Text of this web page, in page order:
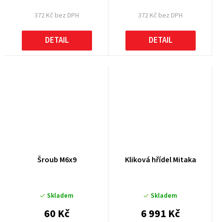
372 Kč bez DPH
DETAIL
372 Kč bez DPH
DETAIL
Šroub M6x9
Skladem
60 Kč
Kliková hřídel Mitaka
Skladem
6 991 Kč